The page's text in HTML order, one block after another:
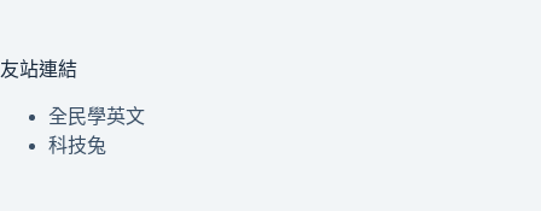
友站連結
全民學英文
科技兔